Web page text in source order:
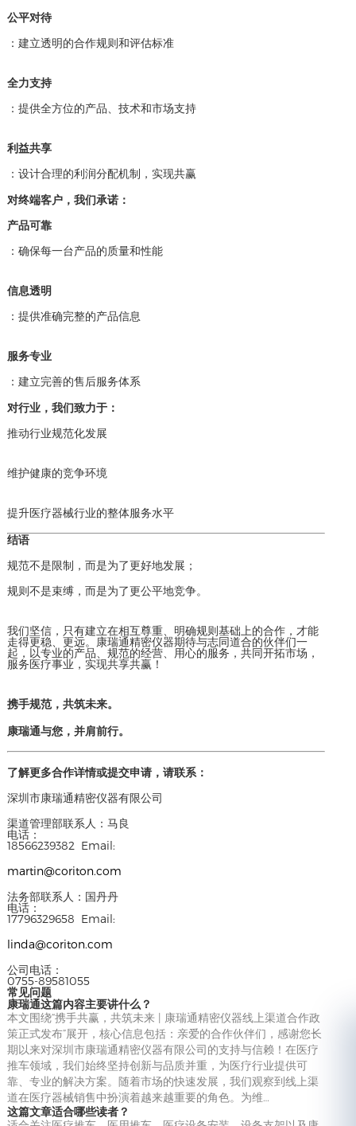
公平对待
：建立透明的合作规则和评估标准
全力支持
：提供全方位的产品、技术和市场支持
利益共享
：设计合理的利润分配机制，实现共赢
对终端客户，我们承诺：
产品可靠
：确保每一台产品的质量和性能
信息透明
：提供准确完整的产品信息
服务专业
：建立完善的售后服务体系
对行业，我们致力于：
推动行业规范化发展
维护健康的竞争环境
提升医疗器械行业的整体服务水平
结语
规范不是限制，而是为了更好地发展；
规则不是束缚，而是为了更公平地竞争。
我们坚信，只有建立在相互尊重、明确规则基础上的合作，才能
走得更稳、更远。康瑞通精密仪器期待与志同道合的伙伴们一
起，以专业的产品、规范的经营、用心的服务，共同开拓市场，
服务医疗事业，实现共享共赢！
携手规范，共筑未来。
康瑞通与您，并肩前行。
了解更多合作详情或提交申请，请联系：
深圳市康瑞通精密仪器有限公司
渠道管理部联系人：马良
电话：
18566239382 Email:
martin@coriton.com
法务部联系人：国丹丹
电话：
17796329658 Email:
linda@coriton.com
公司电话：
0755-89581055
常见问题
康瑞通这篇内容主要讲什么？
本文围绕“携手共赢，共筑未来 | 康瑞通精密仪器线上渠道合作政
策正式发布”展开，核心信息包括：亲爱的合作伙伴们，感谢您长
期以来对深圳市康瑞通精密仪器有限公司的支持与信赖！在医疗
推车领域，我们始终坚持创新与品质并重，为医疗行业提供可
靠、专业的解决方案。随着市场的快速发展，我们观察到线上渠
道在医疗器械销售中扮演着越来越重要的角色。为维…
这篇文章适合哪些读者？